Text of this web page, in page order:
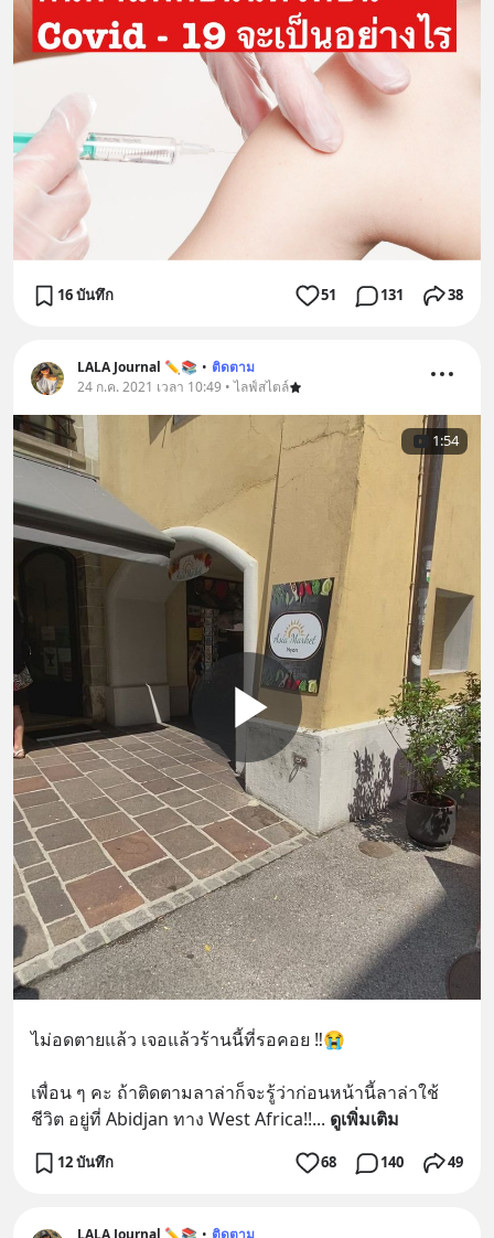
16 บันทึก 51 131 38
LALA Journal ✏️📚 • ติดตาม
24 ก.ค. 2021 เวลา 10:49 • ไลฟ์สไตล์
1:54
ไม่อดตายแล้ว เจอแล้วร้านนี้ที่รอคอย ‼️😭
เพื่อน ๆ คะ ถ้าติดตามลาล่าก็จะรู้ว่าก่อนหน้านี้ลาล่าใช้
ชีวิต อยู่ที่ Abidjan ทาง West Africa!!... ดูเพิ่มเติม
12 บันทึก 68 140 49
LALA Journal ✏️📚 • ติดตาม